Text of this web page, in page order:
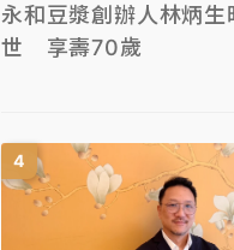
永和豆漿創辦人林炳生
世 享壽70歲